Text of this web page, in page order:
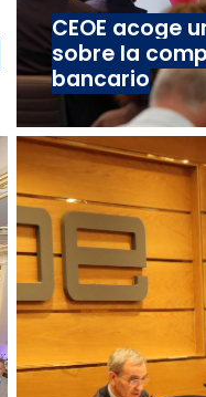
CEOE acoge
sobre la
bancario